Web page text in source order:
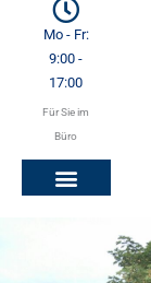
Mo - Fr:
9:00 -
17:00
Für Sie im
Büro